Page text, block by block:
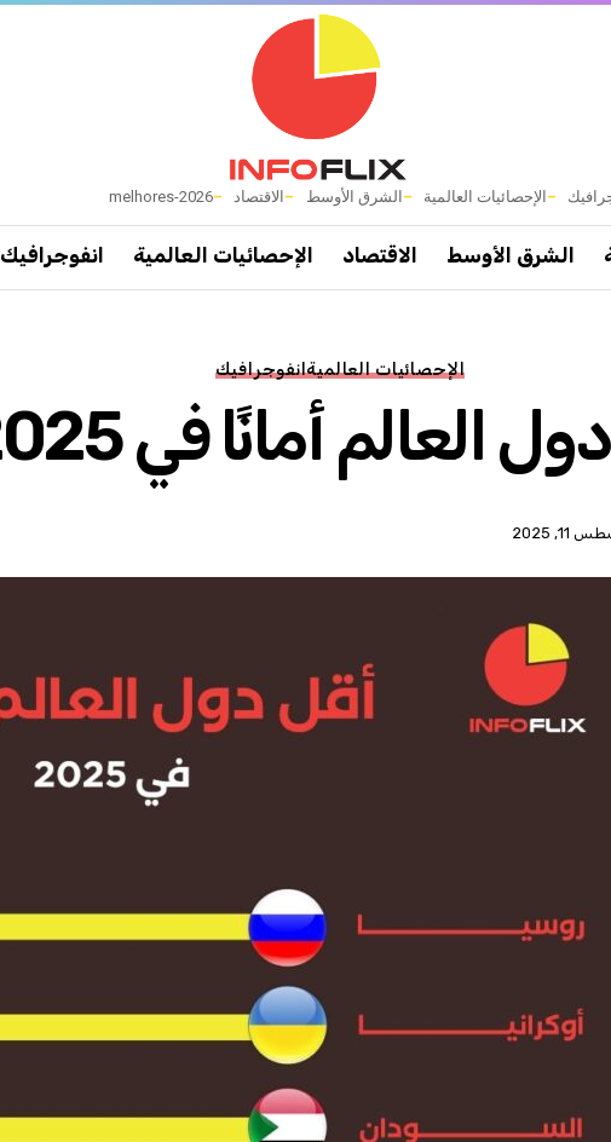
الإحصائيات العالمية الشرق الأوسط الاقتصاد melhores-2026
الشرق الأوسط الاقتصاد الإحصائيات العالمية انفوجرافيك
الإحصائيات العالميةانفوجرافيك
العالم أمانًا في 2025
11, 2025